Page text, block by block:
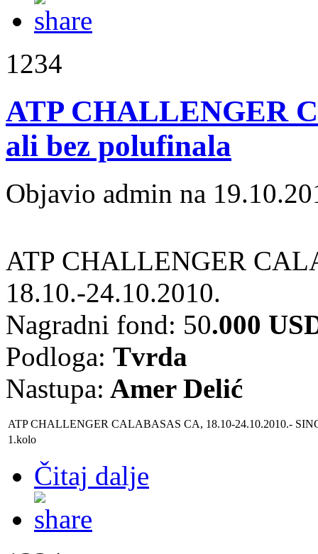
1234
ATP CHALLENGER
ali bez polufinala
Objavio admin na
ATP CHALLENGER
18.10.-24.10.2010.
Nagradni fond: 50.000
Podloga: Tvrda
Nastupa: Amer Delić
ATP CHALLENGER CALABASAS CA, 18.10-24.10.2010.-
1.kolo
Čitaj dalje